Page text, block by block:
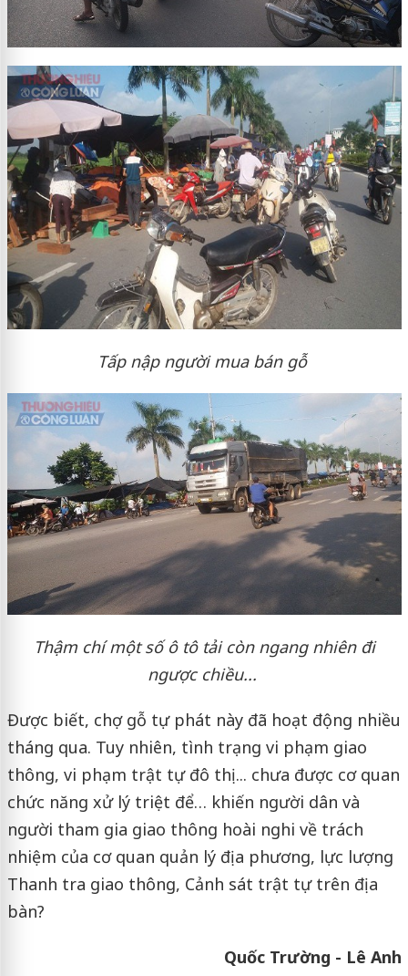
Tấp nập người mua bán gỗ
Thậm chí một số ô tô tải còn ngang nhiên đi
ngược chiều...
Được biết, chợ gỗ tự phát này đã hoạt động nhiều
tháng qua. Tuy nhiên, tình trạng vi phạm giao
thông, vi phạm trật tự đô thị... chưa được cơ quan
chức năng xử lý triệt để… khiến người dân và
người tham gia giao thông hoài nghi về trách
nhiệm của cơ quan quản lý địa phương, lực lượng
Thanh tra giao thông, Cảnh sát trật tự trên địa
bàn?
Quốc Trường - Lê Anh